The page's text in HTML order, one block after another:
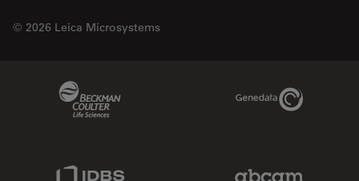
© 2026 Leica Microsystems
Genedata Link